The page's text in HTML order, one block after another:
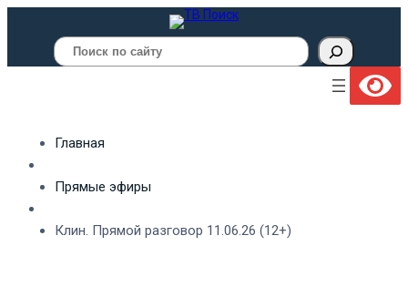
Поиск
Главная
Прямые эфиры
Клин. Прямой разговор 11.06.26 (12+)